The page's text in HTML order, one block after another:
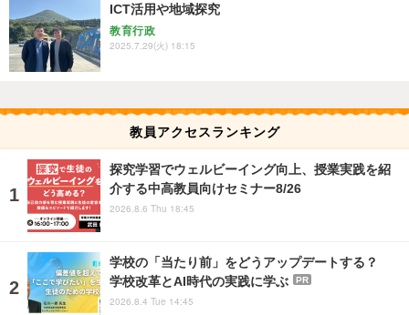
ICT活用や地域探究
教育行政
2025.7.29(火) 18:15
教員アクセスランキング
探究学習でウェルビーイング向上、授業実践を紹
介する中高教員向けセミナー8/26
2026.8.6 Thu 18:45
学校の「当たり前」をどうアップデートする？
学校改革とAI時代の実践に学ぶ
PR
2026.8.4 Tue 14:45